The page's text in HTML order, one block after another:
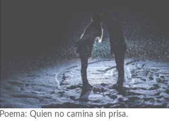
Poema: Quien no camina sin prisa.